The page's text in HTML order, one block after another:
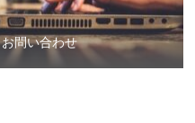
お問い合わせ